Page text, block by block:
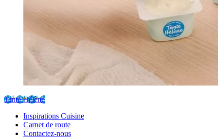
Tante Hélène
Inspirations Cuisine
Carnet de route
Contactez-nous